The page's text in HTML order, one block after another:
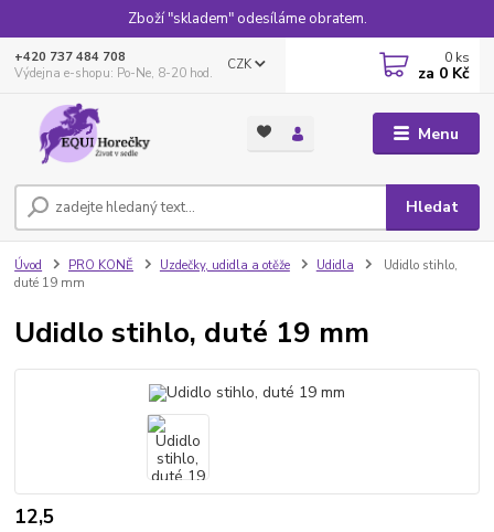
Zboží "skladem" odesíláme obratem.
Menu
CZK
Hledat
+420 737 484 708
Výdejna e-shopu: Po-Ne, 8-20 hod.
0 ks
za 0 Kč
Úvod PRO KONĚ Uzdečky, udidla a otěže Udidla
Udidlo stihlo,
duté 19 mm
Udidlo stihlo, duté 19 mm
12,5